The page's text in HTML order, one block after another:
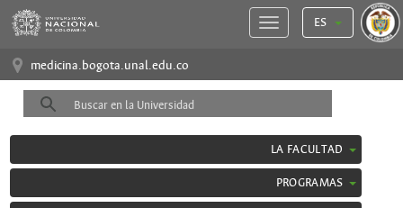
ES
medicina.bogota.unal.edu.co
LA FACULTAD
PROGRAMAS